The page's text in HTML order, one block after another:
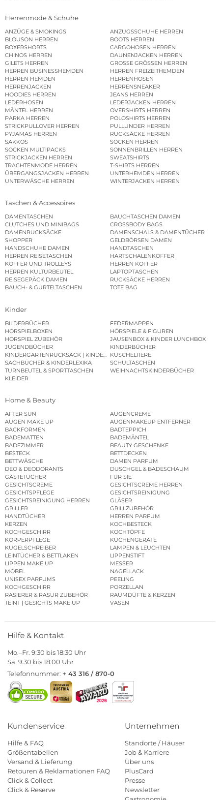
Herrenmode & Schuhe
ANZÜGE & SMOKINGS
ANZUGSSCHUHE HERREN
BLOUSON HERREN
BOOTS HERREN
BOXERSHORTS
CARGOHOSEN HERREN
CHINOS HERREN
DAUNENJACKEN HERREN
GILETS HERREN
GROSSE GRÖSSEN HERREN
HERREN BUSINESSHEMDEN
HERREN FREIZEITHEMDEN
HERREN HEMDEN
HERRENHOSEN
HERRENJACKEN
HERRENSNEAKER
HOODIES HERREN
JEANS HERREN
LEDERHOSEN
LEDERJACKEN HERREN
MÄNTEL HERREN
OVERSHIRTS HERREN
PARKA HERREN
POLOSHIRTS HERREN
STRICKPULLOVER HERREN
PULLUNDER HERREN
PYJAMAS HERREN
RUCKSÄCKE HERREN
SAKKOS
SOCKEN HERREN
SOCKEN MULTIPACKS
SONNENBRILLEN HERREN
STRICKJACKEN HERREN
SWEATSHIRTS
TRACHTENMODE HERREN
T-SHIRTS HERREN
ÜBERGANGSJACKEN HERREN
UNTERHEMDEN HERREN
UNTERWÄSCHE HERREN
WINTERJACKEN HERREN
Taschen & Accessoires
DAMENTASCHEN
BAUCHTASCHEN DAMEN
CLUTCHES UND MINIBAGS
CROSSBODY BAGS
DAMENRUCKSÄCKE
DAMENSCHALS & DAMENTÜCHER
SHOPPER
GELDBÖRSEN DAMEN
HANDSCHUHE DAMEN
HANDTASCHEN
HERREN REISETASCHEN
HARTSCHALENKOFFER
KOFFER UND TROLLEYS
HERREN KOFFER
HERREN KULTURBEUTEL
LAPTOPTASCHEN
REISEGEPÄCK DAMEN
RUCKSÄCKE HERREN
BAUCH- & GÜRTELTASCHEN
TOTE BAG
Kinder
BILDERBÜCHER
FEDERMAPPEN
HÖRSPIELBOXEN
HÖRSPIELE & FIGUREN
HÖRSPIEL ZUBEHÖR
JAUSENBOX & KINDER LUNCHBOX
JUGENDBÜCHER
KINDERBÜCHER
KINDERGARTENRUCKSACK | KINDERGARTENBEUTEL
KUSCHELTIERE
SACHBÜCHER & KINDERLEXIKA
SCHULTASCHEN
TURNBEUTEL & SPORTTASCHEN
WEIHNACHTSKINDERBÜCHER
KLEIDER
Home & Beauty
AFTER SUN
AUGENCREME
AUGEN MAKE UP
AUGENMAKEUP ENTFERNER
BACKFORMEN
BADTEPPICH
BADEMATTEN
BADEMÄNTEL
BADEZIMMER
BEAUTY GESCHENKE
BESTECK
BETTDECKEN
BETTWÄSCHE
DAMEN PARFUM
DEO & DEODORANTS
DUSCHGEL & BADESCHAUM
GÄSTETÜCHER
FÜR SIE
GESICHTSCREME
GESICHTSCREME HERREN
GESICHTSPFLEGE
GESICHTSREINIGUNG
GESICHTSREINIGUNG HERREN
GLÄSER
GRILLER
GRILLZUBEHÖR
HANDTÜCHER
HERREN PARFUM
KERZEN
KOCHBESTECK
KOCHGESCHIRR
KOCHTÖPFE
KÖRPERPFLEGE
KÜCHENGERÄTE
KUGELSCHREIBER
LAMPEN & LEUCHTEN
LEINTÜCHER & BETTLAKEN
LIPPENSTIFT
LIPPEN MAKE UP
MESSER
MÖBEL
NAGELLACK
UNISEX PARFUMS
PEELING
KOCHGESCHIRR
PORZELLAN
RASIERER & RASUR ZUBEHÖR
RAUMDÜFTE & KERZEN
TEINT | GESICHTS MAKE UP
VASEN
Hilfe & Kontakt
Mo.–Fr. 9:30 bis 18:30 Uhr
Sa. 9:30 bis 18:00 Uhr
Telefonnummer: + 43 316 / 870-0
Kundenservice
Hilfe & FAQ
Größentabellen
Versand & Lieferung
Retouren & Reklamationen FAQ
Click & Collect
Click & Reserve
Unternehmen
Standorte / Häuser
Job & Karriere
Über uns
PlusCard
Presse
Newsletter